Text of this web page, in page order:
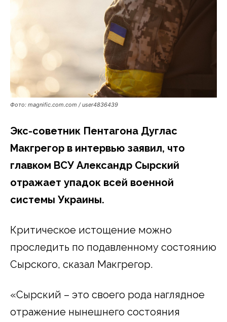
Фото: magnific.com.com / user4836439
Экс-советник Пентагона Дуглас
Макгрегор в интервью заявил, что
главком ВСУ Александр Сырский
отражает упадок всей военной
системы Украины.
Критическое истощение можно
проследить по подавленному состоянию
Сырского, сказал Макгрегор.
«Сырский – это своего рода наглядное
отражение нынешнего состояния